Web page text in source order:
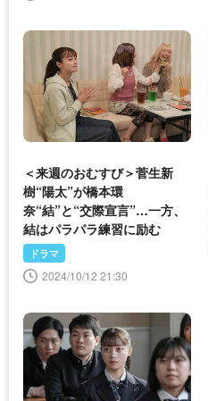
＜来週のおむすび＞菅生新
樹“陽太”が橋本環
奈“結”と“交際宣言”…一方、
結はパラパラ練習に励む
ドラマ
2024/10/12 21:30